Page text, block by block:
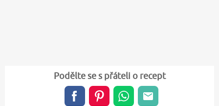
Podělte se s přáteli o recept